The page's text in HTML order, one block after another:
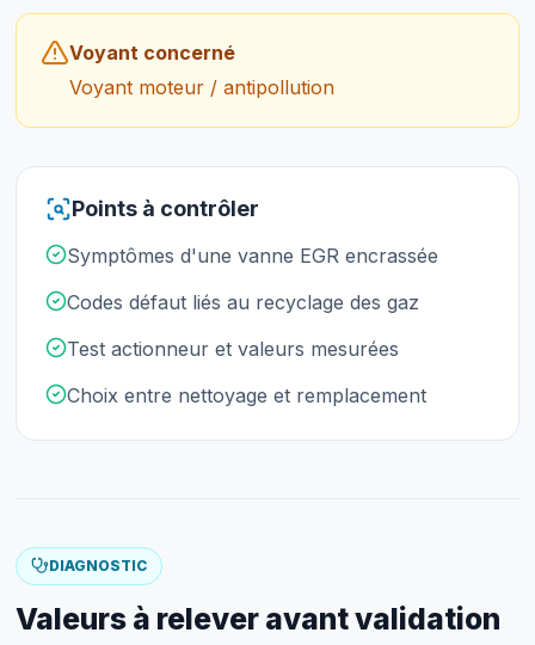
Voyant concerné
Voyant moteur / antipollution
Points à contrôler
Symptômes d'une vanne EGR encrassée
Codes défaut liés au recyclage des gaz
Test actionneur et valeurs mesurées
Choix entre nettoyage et remplacement
DIAGNOSTIC
Valeurs à relever avant validation